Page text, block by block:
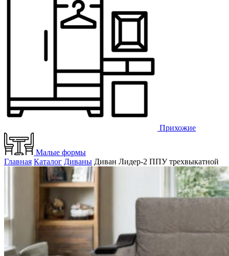
Прихожие
Малые формы
Главная Каталог Диваны Диван Лидер-2 ППУ трехвыкатной